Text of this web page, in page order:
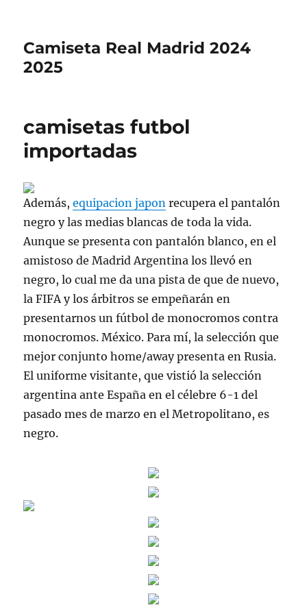
Camiseta Real Madrid 2024
2025
camisetas futbol
importadas
Además,equipacion japon recupera el pantalón
negro y las medias blancas de toda la vida.
Aunque se presenta con pantalón blanco, en el
amistoso de Madrid Argentina los llevó en
negro, lo cual me da una pista de que de nuevo,
la FIFA y los árbitros se empeñarán en
presentarnos un fútbol de monocromos contra
monocromos. México. Para mí, la selección que
mejor conjunto home/away presenta en Rusia.
El uniforme visitante, que vistió la selección
argentina ante España en el célebre 6-1 del
pasado mes de marzo en el Metropolitano, es
negro.